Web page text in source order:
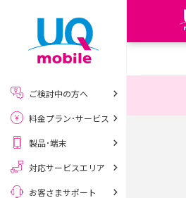
ご検討中の方へ
料金プラン･サービス
製品･端末
対応サービスエリア
お客さまサポート